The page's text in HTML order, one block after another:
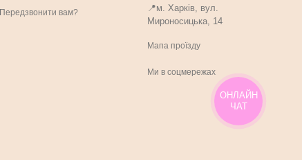
Передзвонити вам?
📍м. Харків, вул.
Мироносицька, 14
Мапа проїзду
Ми в соцмережах
ОНЛАЙН
ЧАТ